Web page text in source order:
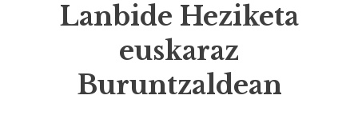
Lanbide Heziketa
euskaraz
Buruntzaldean